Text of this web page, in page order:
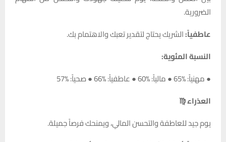
الضرورية.
عاطفياً:الشريك يحتاج لتقدير تعبك والاهتمام بك.
النسبة المئوية:
● مهنياً: %65 ● مالياً: %60 ● عاطفياً: %66 ● صحياً: %57
العذراء ♍
يوم جيد للعاطفة والتحسن المالي، ويمنحك فرصاً جميلة.